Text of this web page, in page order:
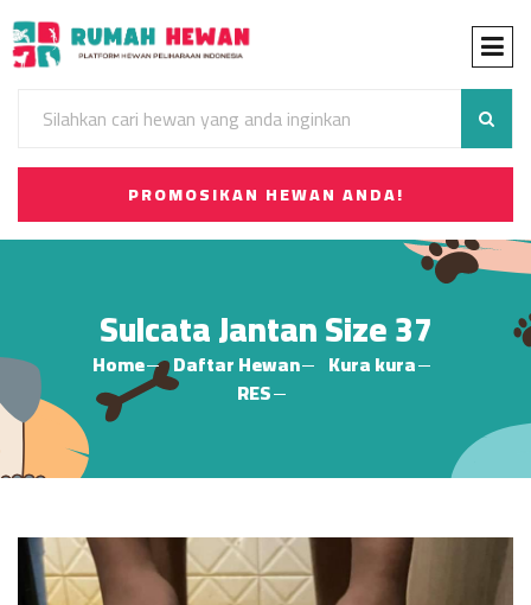
PROMOSIKAN HEWAN ANDA!
Sulcata Jantan Size 37
Home Daftar Hewan
Kura kura
RES